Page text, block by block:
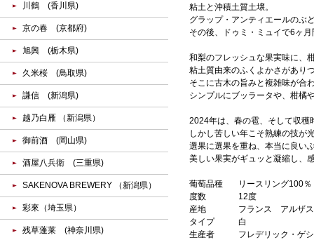
粘土と沖積土質土壌。
グラップ・アンティエールのぶ
その後、ドゥミ・ミュイで6ヶ
和梨のフレッシュな果実味に、
粘土質由来のふくよかさがあり
そこに古木の旨みと複雑味が合
シンプルにブッラータや、柑橘
2024年は、春の雹、そして収
しかし苦しい年こそ熟練の技が
選果に選果を重ね、本当に良い
美しい果実がギュッと凝縮し、
葡萄品種
リースリング100％
度数
12度
産地
フランス アルザス
タイプ
白
生産者
フレデリック・ゲ
川鶴 (香川県)
京の春 (京都府)
旭興 (栃木県)
久米桜 (鳥取県)
謙信 (新潟県)
越乃白雁 （新潟県）
御前酒 (岡山県)
酒屋八兵衛 (三重県)
SAKENOVA BREWERY （新潟県）
彩來（埼玉県）
残草蓬莱 (神奈川県)